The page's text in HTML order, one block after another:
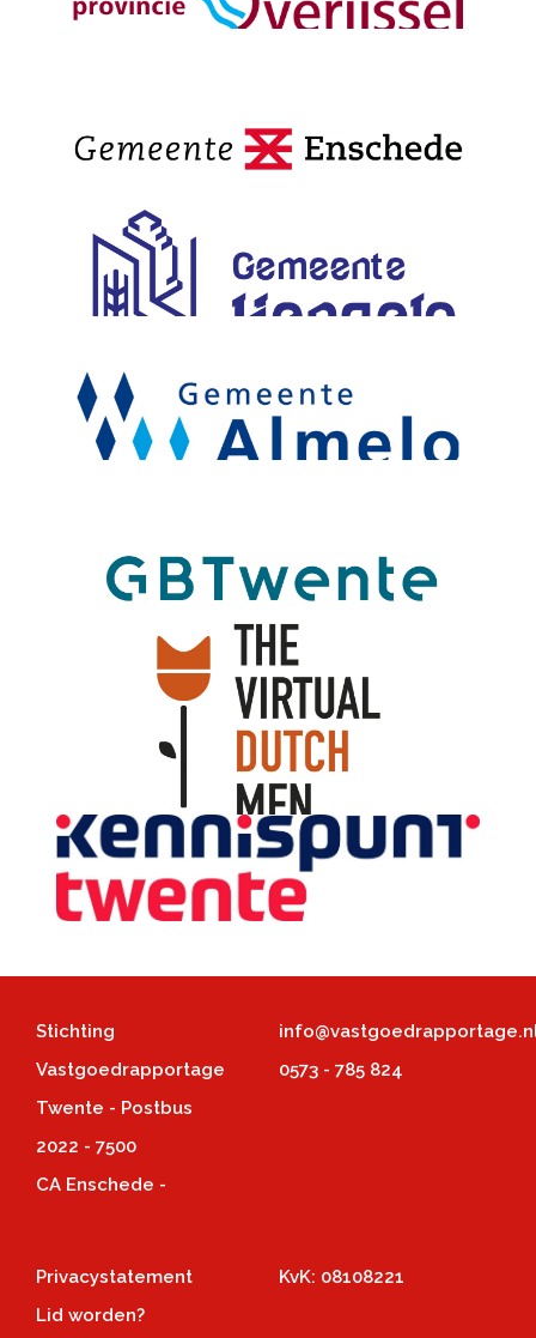
Stichting
Vastgoedrapportage
Twente - Postbus
2022 - 7500
CA Enschede -
0573 - 785 824
Privacystatement
Lid worden?
KvK: 08108221